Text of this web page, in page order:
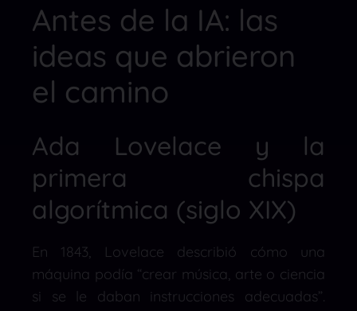
Antes de la IA: las
ideas que abrieron
el camino
Ada Lovelace y la
primera chispa
algorítmica (siglo XIX)
En 1843, Lovelace describió cómo una
máquina podía “crear música, arte o ciencia
si se le daban instrucciones adecuadas”.